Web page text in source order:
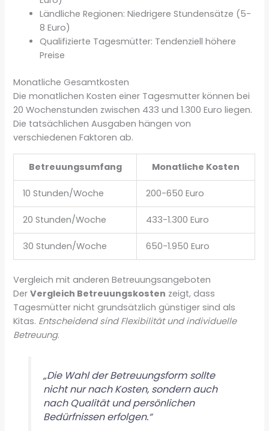
Ländliche Regionen: Niedrigere Stundensätze (5-
8 Euro)
Qualifizierte Tagesmütter: Tendenziell höhere
Preise
Monatliche Gesamtkosten
Die monatlichen Kosten einer Tagesmutter können bei
20 Wochenstunden zwischen 433 und 1.300 Euro liegen.
Die tatsächlichen Ausgaben hängen von
verschiedenen Faktoren ab.
Betreuungsumfang Monatliche Kosten
10 Stunden/Woche 200-650 Euro
20 Stunden/Woche 433-1.300 Euro
30 Stunden/Woche 650-1.950 Euro
Vergleich mit anderen Betreuungsangeboten
DerVergleich Betreuungskosten zeigt, dass
Tagesmütter nicht grundsätzlich günstiger sind als
Kitas. Entscheidend sind Flexibilität und individuelle
Betreuung.
„Die Wahl der Betreuungsform sollte
nicht nur nach Kosten, sondern auch
nach Qualität und persönlichen
Bedürfnissen erfolgen.“